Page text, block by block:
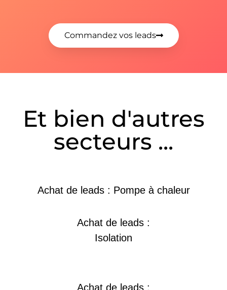
Commandez vos leads
Et bien d'autres
secteurs ...
Achat de leads : Pompe à chaleur
Achat de leads :
Isolation
Achat de leads :